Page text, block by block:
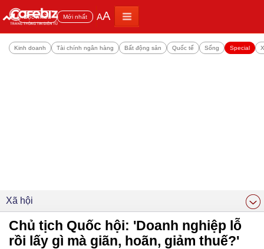
Đọc nhiều Mới nhất AA
Kinh doanh Tài chính ngân hàng Bất động sản Quốc tế Sống Special
Xã hội
Chủ tịch Quốc hội: 'Doanh nghiệp lỗ
rồi lấy gì mà giãn, hoãn, giảm thuế?'